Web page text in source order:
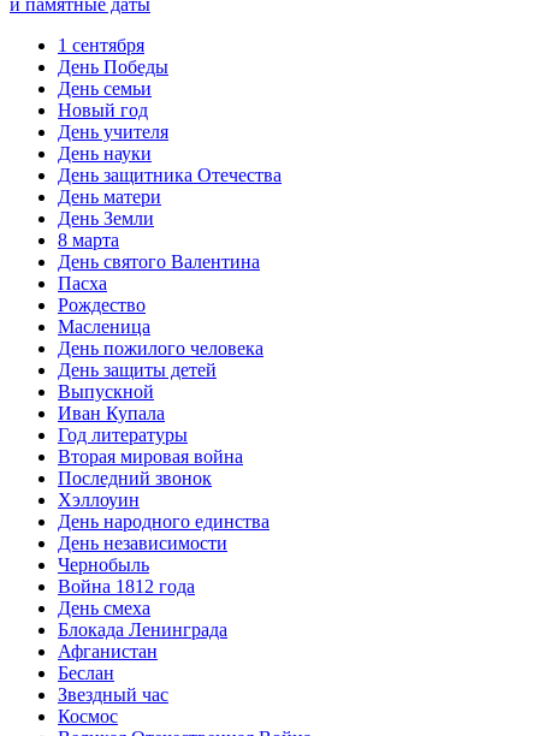
и памятные даты
1 сентября
День Победы
День семьи
Новый год
День учителя
День науки
День защитника Отечества
День матери
День Земли
8 марта
День святого Валентина
Пасха
Рождество
Масленица
День пожилого человека
День защиты детей
Выпускной
Иван Купала
Год литературы
Вторая мировая война
Последний звонок
Хэллоуин
День народного единства
День независимости
Чернобыль
Война 1812 года
День смеха
Блокада Ленинграда
Афганистан
Беслан
Звездный час
Космос